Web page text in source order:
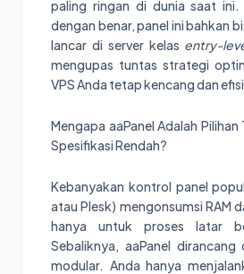
paling ringan di dunia saat ini.
dengan benar, panel ini bahkan
lancar di server kelas entry-
mengupas tuntas strategi
VPS Anda tetap kencang dan
Mengapa aaPanel Adalah
Spesifikasi Rendah?
Kebanyakan kontrol panel
atau Plesk) mengonsumsi RAM
hanya untuk proses latar
Sebaliknya, aaPanel
modular. Anda hanya